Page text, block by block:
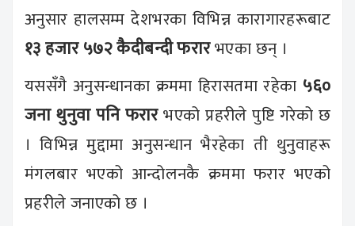
अनुसार हालसम्म देशभरका विभिन्न कारागारहरूबाट
१३ हजार ५७२ कैदीबन्दी फरारभएका छन् ।
यससँगै अनुसन्धानका क्रममा हिरासतमा रहेका ५६०
जना थुनुवा पनि फरारभएको प्रहरीले पुष्टि गरेको छ
। विभिन्न मुद्दामा अनुसन्धान भैरहेका ती थुनुवाहरू
मंगलबार भएको आन्दोलनकै क्रममा फरार भएको
प्रहरीले जनाएको छ ।